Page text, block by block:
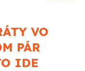
VO
PÁR
IDE